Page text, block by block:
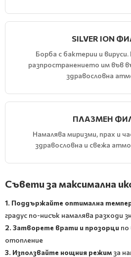
SILVER ION
Борба с бактерии и
разпространението им във
здравословна
ПЛАЗМЕН
Намалява миризми, прах и
здравословна и свежа
Съвети за максимална
1. Поддържайте оптимална
градус по-нисък намалява разходи
2. Затворете врати и прозорци по
отопление
3. Използвайте нощния режим за